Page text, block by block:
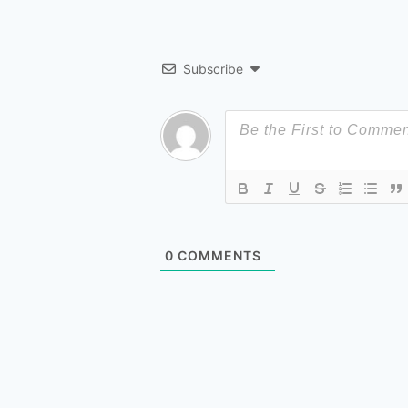
Subscribe
0 COMMENTS